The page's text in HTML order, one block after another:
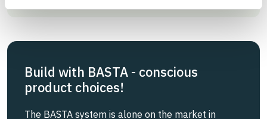
Build with BASTA - conscious
product choices!
The BASTA system is alone on the market in